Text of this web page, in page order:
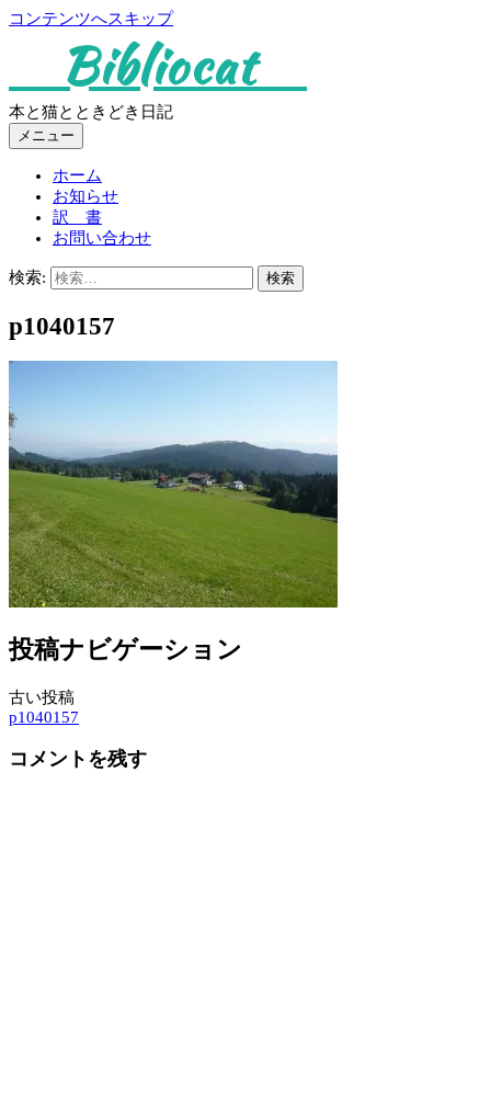
コンテンツへスキップ
Bibliocat
本と猫とときどき日記
メニュー
ホーム
お知らせ
訳 書
お問い合わせ
検索:
p1040157
投稿ナビゲーション
古い投稿
p1040157
コメントを残す